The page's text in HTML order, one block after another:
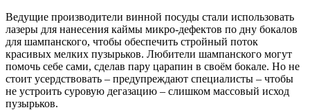
Ведущие производители винной посуды стали использовать
лазеры для нанесения каймы микро-дефектов по дну бокалов
для шампанского, чтобы обеспечить стройный поток
красивых мелких пузырьков. Любители шампанского могут
помочь себе сами, сделав пару царапин в своём бокале. Но не
стоит усердствовать – предупреждают специалисты – чтобы
не устроить суровую дегазацию – слишком массовый исход
пузырьков.